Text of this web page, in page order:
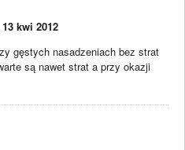
kwi 2012
gęstych nasadzeniach bez strat
są nawet strat a przy okazji